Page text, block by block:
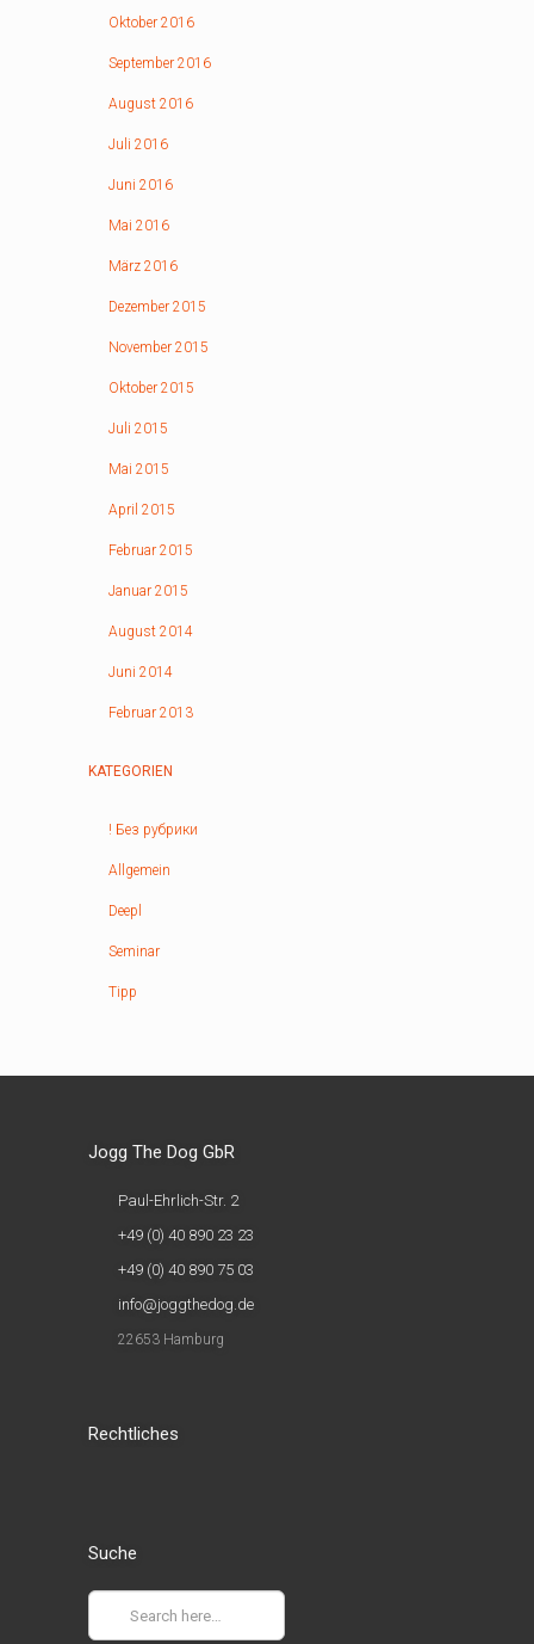
Oktober 2016
September 2016
August 2016
Juli 2016
Juni 2016
Mai 2016
März 2016
Dezember 2015
November 2015
Oktober 2015
Juli 2015
Mai 2015
April 2015
Februar 2015
Januar 2015
August 2014
Juni 2014
Februar 2013
KATEGORIEN
! Без рубрики
Allgemein
Deepl
Seminar
Tipp
Jogg The Dog GbR
Paul-Ehrlich-Str. 2
+49 (0) 40 890 23 23
+49 (0) 40 890 75 03
info@joggthedog.de
22653 Hamburg
Rechtliches
Suche